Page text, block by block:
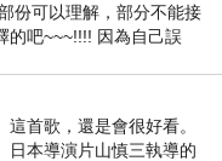
份可以理解，部分不能接
的吧~~~!!!! 因為自己誤
首歌，還是會很好看。
日本導演片山慎三執導的